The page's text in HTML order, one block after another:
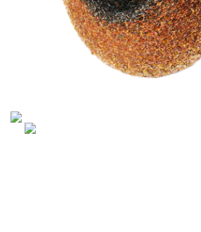
Morgenglans der